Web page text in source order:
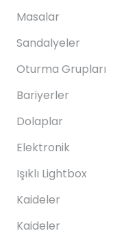
Masalar
Sandalyeler
Oturma Grupları
Bariyerler
Dolaplar
Elektronik
Işıklı Lightbox
Kaideler
Kaideler